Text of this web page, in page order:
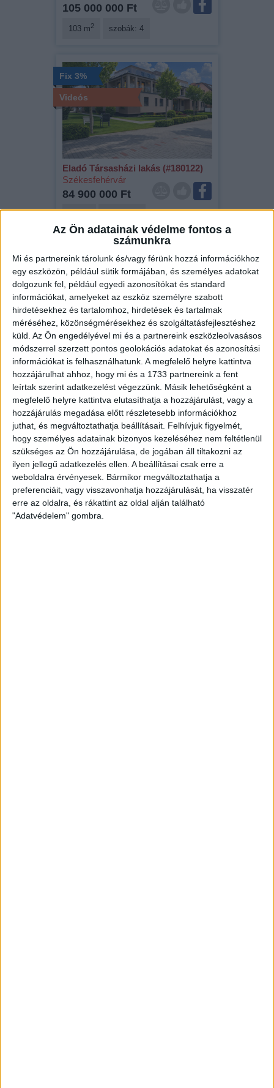
Az Ön adatainak védelme fontos a
számunkra
Mi és partnereink tárolunk és/vagy férünk hozzá információkhoz
egy eszközön, például sütik formájában, és személyes adatokat
dolgozunk fel, például egyedi azonosítókat és standard
információkat, amelyeket az eszköz személyre szabott
hirdetésekhez és tartalomhoz, hirdetések és tartalmak
méréséhez, közönségmérésekhez és szolgáltatásfejlesztéshez
küld. Az Ön engedélyével mi és a partnereink eszközleolvasásos
módszerrel szerzett pontos geolokációs adatokat és azonosítási
információkat is felhasználhatunk. A megfelelő helyre kattintva
hozzájárulhat ahhoz, hogy mi és a 1733 partnereink a fent
leírtak szerint adatkezelést végezzünk. Másik lehetőségként a
megfelelő helyre kattintva elutasíthatja a hozzájárulást, vagy a
hozzájárulás megadása előtt részletesebb információkhoz
juthat, és megváltoztathatja beállításait. Felhívjuk figyelmét,
hogy személyes adatainak bizonyos kezeléséhez nem feltétlenül
szükséges az Ön hozzájárulása, de jogában áll tiltakozni az
ilyen jellegű adatkezelés ellen. A beállításai csak erre a
weboldalra érvényesek. Bármikor megváltoztathatja a
preferenciáit, vagy visszavonhatja hozzájárulását, ha visszatér
erre az oldalra, és rákattint az oldal alján található
"Adatvédelem" gombra.
105 000 000 Ft
103 m2 szobák: 4
Fix 3%
Videós
Eladó Társasházi lakás (#180122)
Székesfehérvár
84 900 000 Ft
2
Fix 3%
Kizárólag nálunk
Eladó Társasházi lakás (#180095)
Székesfehérvár
54 900 000 Ft
53 m2 szobák: 2
Fix 3%
Kizárólag nálunk
5%-os ÁFA
Videós